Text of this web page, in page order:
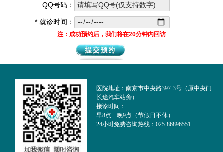
QQ号码：
* 就诊时间：
注：成功预约后，我们将在20分钟内回访
医院地址：南京市中央路397-3号（原中央门
长途汽车站旁）
接诊时间：
早8点—晚9点（节假日不休）
24小时免费咨询热线：025-86896551